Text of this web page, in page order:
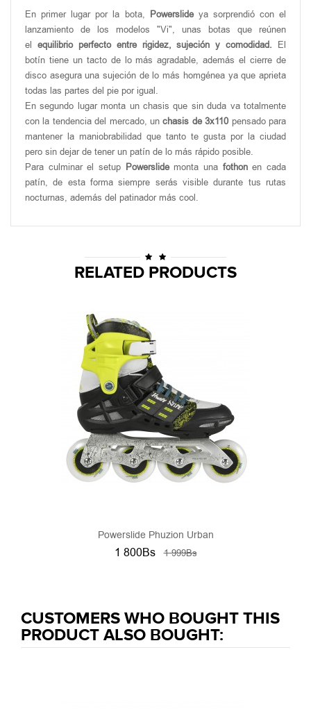
En primer lugar por la bota, Powerslideya sorprendió con el
lanzamiento de los modelos "Vi", unas botas que reúnen
el equilibrio perfecto entre rigidez, sujeción y comodidad. El
botín tiene un tacto de lo más agradable, además el cierre de
disco asegura una sujeción de lo más homgénea ya que aprieta
todas las partes del pie por igual.
En segundo lugar monta un chasis que sin duda va totalmente
con la tendencia del mercado, unchasis de 3x110 pensado para
mantener la maniobrabilidad que tanto te gusta por la ciudad
pero sin dejar de tener un patín de lo más rápido posible.
Para culminar el setup Powerslidemonta una fothonen cada
patín, de esta forma siempre serás visible durante tus rutas
nocturnas, además del patinador más cool.
RELATED PRODUCTS
Powerslide Phuzion Urban
1 800Bs 1 999Bs
CUSTOMERS WHO BOUGHT THIS
PRODUCT ALSO BOUGHT: